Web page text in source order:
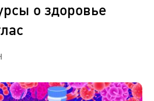
о здоровье